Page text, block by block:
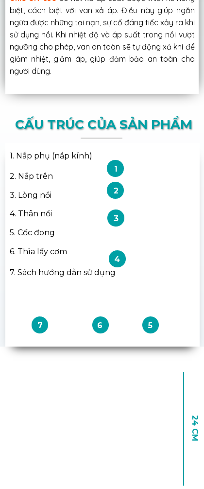
biệt, cách biệt với van xả áp. Điều này giúp ngăn
ngừa được những tại nạn, sự cố đáng tiếc xảy ra khi
sử dụng nồi. Khi nhiệt độ và áp suất trong nồi vượt
ngưỡng cho phép, van an toàn sẽ tự động xả khí để
giảm nhiệt, giảm áp, giúp đảm bảo an toàn cho
người dùng.
CẤU TRÚC CỦA SẢN PHẨM
1
2
3
4
5
6
7
1. Nắp phụ (nắp kính)
2. Nắp trên
3. Lòng nồi
4. Thân nồi
5. Cốc đong
6. Thìa lấy cơm
7. Sách hướng dẫn sử dụng
24 CM